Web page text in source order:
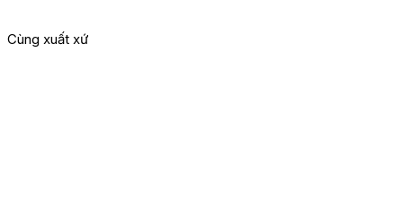
Cùng xuất xứ